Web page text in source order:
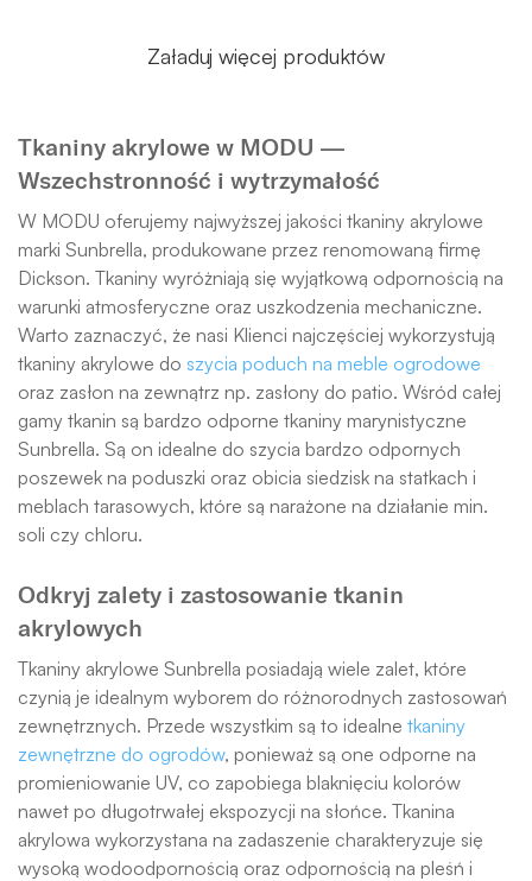
Załaduj więcej produktów
Tkaniny akrylowe w MODU —
Wszechstronność i wytrzymałość
W MODU oferujemy najwyższej jakości tkaniny akrylowe
marki Sunbrella, produkowane przez renomowaną firmę
Dickson. Tkaniny wyróżniają się wyjątkową odpornością na
warunki atmosferyczne oraz uszkodzenia mechaniczne.
Warto zaznaczyć, że nasi Klienci najczęściej wykorzystują
tkaniny akrylowe do szycia poduch na meble ogrodowe
oraz zasłon na zewnątrz np. zasłony do patio. Wśród całej
gamy tkanin są bardzo odporne tkaniny marynistyczne
Sunbrella. Są on idealne do szycia bardzo odpornych
poszewek na poduszki oraz obicia siedzisk na statkach i
meblach tarasowych, które są narażone na działanie min.
soli czy chloru.
Odkryj zalety i zastosowanie tkanin
akrylowych
Tkaniny akrylowe Sunbrella posiadają wiele zalet, które
czynią je idealnym wyborem do różnorodnych zastosowań
zewnętrznych. Przede wszystkim są to idealne tkaniny
zewnętrzne do ogrodów, ponieważ są one odporne na
promieniowanie UV, co zapobiega blaknięciu kolorów
nawet po długotrwałej ekspozycji na słońce. Tkanina
akrylowa wykorzystana na zadaszenie charakteryzuje się
wysoką wodoodpornością oraz odpornością na pleśń i